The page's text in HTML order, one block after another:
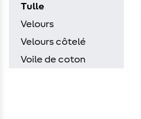
Tulle
Velours
Velours côtelé
Voile de coton